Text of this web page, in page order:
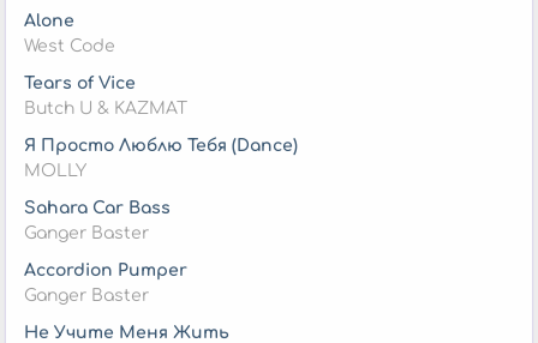
Alone
West Code
Tears of Vice
Butch U & KAZMAT
Я Просто Люблю Тебя (Dance)
MOLLY
Sahara Car Bass
Ganger Baster
Accordion Pumper
Ganger Baster
Не Учите Меня Жить